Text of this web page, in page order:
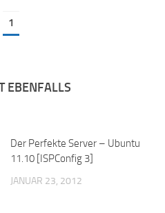
1
EBENFALLS
Der Perfekte Server – Ubuntu
11.10 [ISPConfig 3]
JANUAR 23, 2012